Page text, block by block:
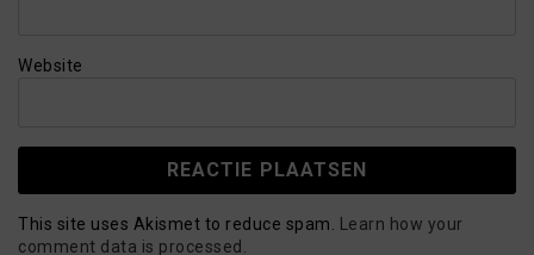
Website
This site uses Akismet to reduce spam.
Learn how your
comment data is processed.